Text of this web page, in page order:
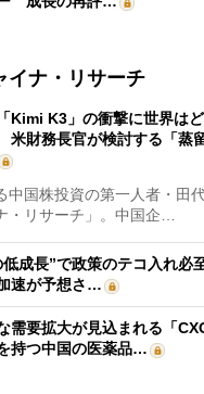
イナ・リサーチ
Kimi K3」の衝撃に世界は
財務長官が検討する「蒸
国株投資の第一人者・田
・リサーチ」。中国企…
低成長”で政策のテコ入れ
速が予想さ…
需要拡大が見込まれる「
持つ中国の医薬品…